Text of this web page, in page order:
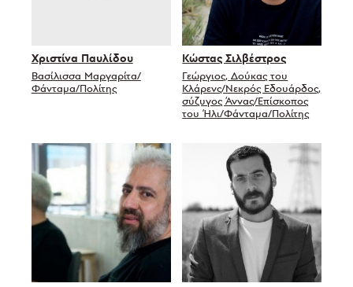
Χριστίνα Παυλίδου
Βασίλισσα Μαργαρίτα/
Φάνταμα/Πολίτης
Κώστας Σιλβέστρος
Γεώργιος, Δούκας του
Κλάρενς/Νεκρός Εδουάρδος,
σύζυγος Άννας/Επίσκοπος
του Ήλι/Φάνταμα/Πολίτης